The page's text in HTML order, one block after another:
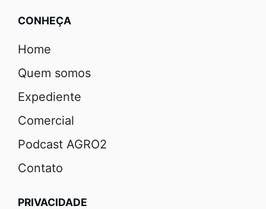
CONHEÇA
Home
Quem somos
Expediente
Comercial
Podcast AGRO2
Contato
PRIVACIDADE